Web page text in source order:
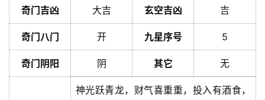
奇门吉凶 大吉 玄空吉凶 吉
奇门八门 开 九星序号 5
奇门阴阳 阴 其它 无
神光跃青龙，财气喜重重，投入有酒食，